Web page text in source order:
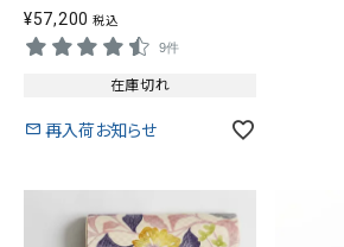
¥57,200 税込
9件
在庫切れ
再入荷お知らせ